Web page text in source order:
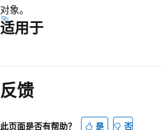
对象。
适用于
读
模
已
反馈
此页面是否有帮助？ 是 否